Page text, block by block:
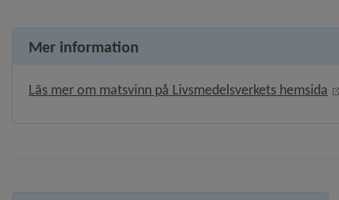
Mer information
Läs mer om matsvinn på Livsmedelsverkets hemsida